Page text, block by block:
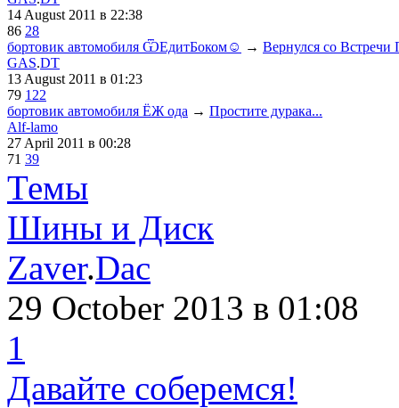
14 August 2011 в 22:38
86 28
бортовик автомобиля ѾЕдитБоком☺ → Вернулся со Встречи
GAS.DT
13 August 2011 в 01:23
79 122
бортовик автомобиля ЁЖ ода → Простите дурака...
Alf-lamo
27 April 2011 в 00:28
71 39
Темы
Шины и Диск
Zaver.Dac
29 October 2013 в 01:08
1
Давайте соберемся!